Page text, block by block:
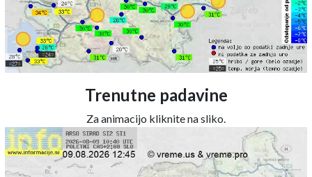
Trenutne padavine
Za animacijo kliknite na sliko.